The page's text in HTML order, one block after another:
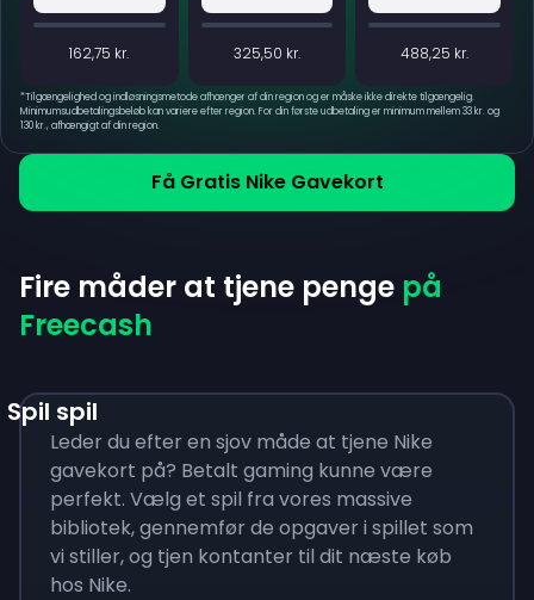
Få Gratis Nike Gavekort
162,75 kr. 325,50 kr. 488,25 kr.
*Tilgængelighed og indløsningsmetode afhænger af din region og er måske ikke direkte tilgængelig.
Minimumsudbetalingsbeløb kan variere efter region. For din første udbetaling er minimum mellem 33 kr. og
130 kr., afhængigt af din region.
Fire måder at tjene penge på
Freecash
Spil spil
Leder du efter en sjov måde at tjene Nike
gavekort på? Betalt gaming kunne være
perfekt. Vælg et spil fra vores massive
bibliotek, gennemfør de opgaver i spillet som
vi stiller, og tjen kontanter til dit næste køb
hos Nike.